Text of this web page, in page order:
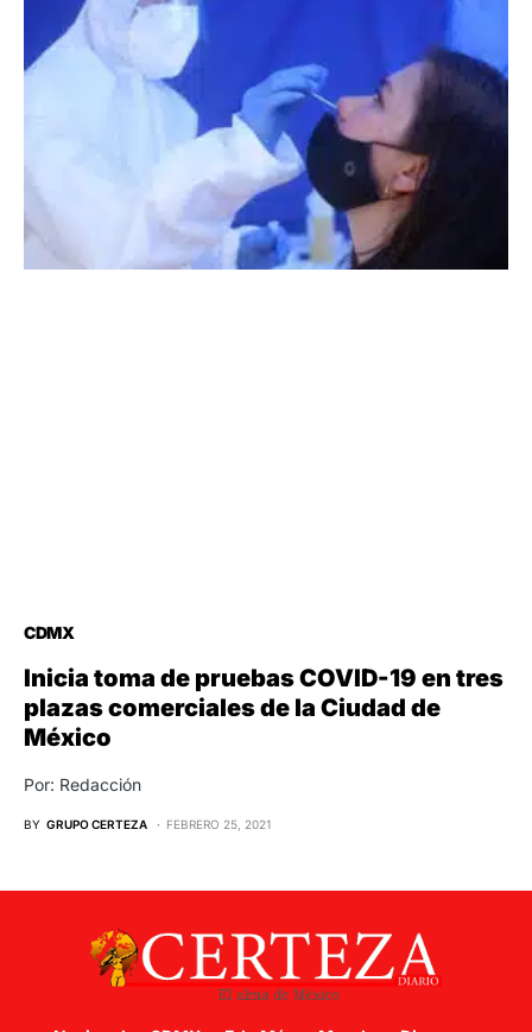
CDMX
Inicia toma de pruebas COVID-19 en tres
plazas comerciales de la Ciudad de
México
Por: Redacción
BY GRUPO CERTEZA FEBRERO 25, 2021